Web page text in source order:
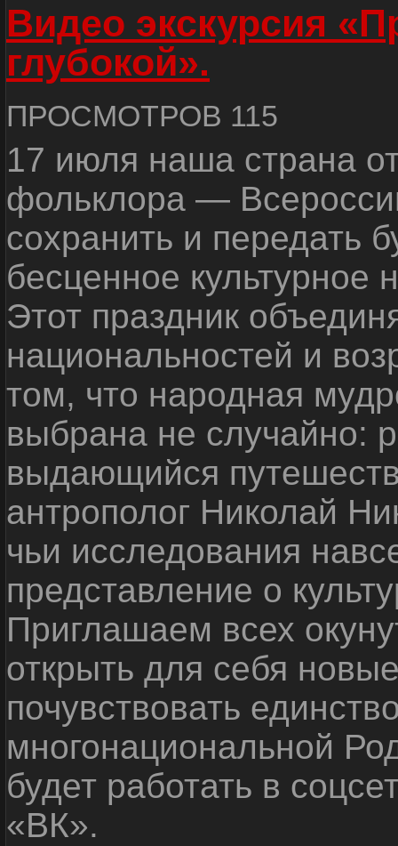
Видео экскурсия
глубокой».
ПРОСМОТРОВ 115
17 июля наша страна
фольклора —
сохранить и передать
бесценное культурное
Этот праздник
национальностей и
том, что народная
выбрана не случайно:
выдающийся
антрополог Николай
чьи исследования
представление о
Приглашаем всех
открыть для себя
почувствовать
многонациональной
будет работать в
«ВК».